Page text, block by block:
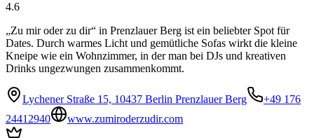
4.6
„Zu mir oder zu dir“ in Prenzlauer Berg ist ein beliebter Spot für
Dates. Durch warmes Licht und gemütliche Sofas wirkt die kleine
Kneipe wie ein Wohnzimmer, in der man bei DJs und kreativen
Drinks ungezwungen zusammenkommt.
Lychener Straße 15, 10437 Berlin Prenzlauer Berg
+49 176
24412940
www.zumiroderzudir.com